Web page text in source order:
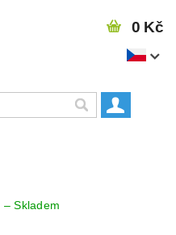
0 Kč
–Skladem